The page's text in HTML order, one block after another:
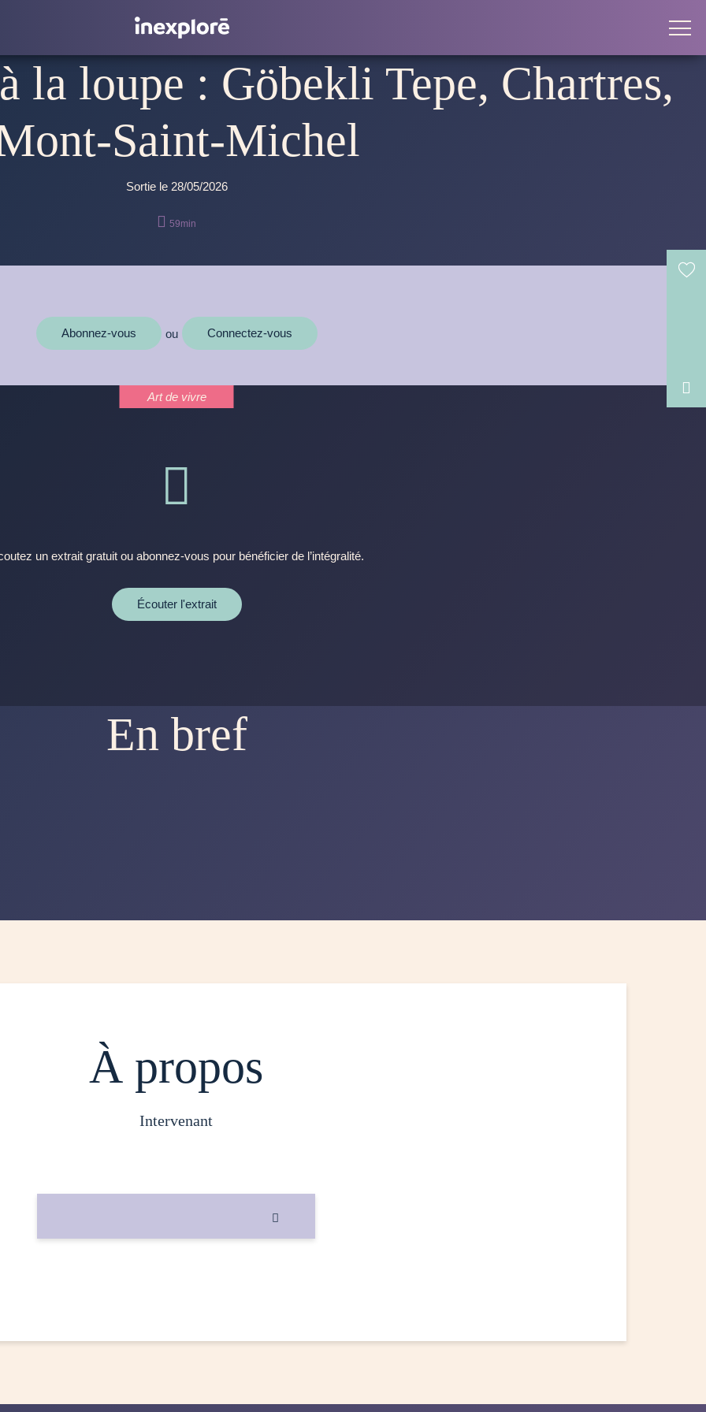
la loupe : Göbekli Tepe, Chartres,
Saint-Michel
Sortie le 28/05/2026
 59min

Abonnez-vous ou Connectez-vous
Art de vivre

un extrait gratuit ou abonnez-vous pour bénéficier de l’intégralité.
Écouter l'extrait
En bref
À propos
intervenant
